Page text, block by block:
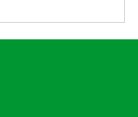
게 공략해야하는 심한 언듈레
즐겨보세요.